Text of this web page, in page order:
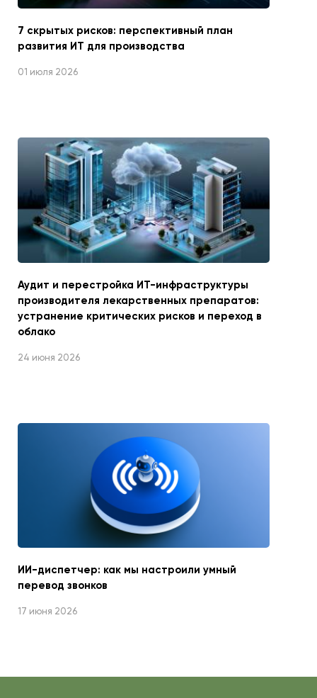
7 скрытых рисков: перспективный план
развития ИТ для производства
01 июля 2026
Аудит и перестройка ИТ-инфраструктуры
производителя лекарственных препаратов:
устранение критических рисков и переход в
облако
24 июня 2026
ИИ-диспетчер: как мы настроили умный
перевод звонков
17 июня 2026